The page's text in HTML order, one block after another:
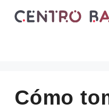
Cómo